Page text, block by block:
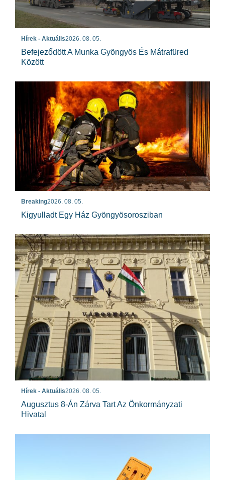
Hírek - Aktuális2026. 08. 05.
Befejeződött A Munka Gyöngyös És Mátrafüred
Között
Breaking2026. 08. 05.
Kigyulladt Egy Ház Gyöngyösorosziban
Hírek - Aktuális2026. 08. 05.
Augusztus 8-Án Zárva Tart Az Önkormányzati
Hivatal